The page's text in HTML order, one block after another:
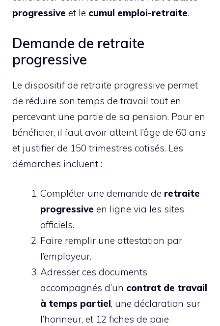
progressive et le cumul emploi-retraite.
Demande de retraite
progressive
Le dispositif de retraite progressive permet
de réduire son temps de travail tout en
percevant une partie de sa pension. Pour en
bénéficier, il faut avoir atteint l’âge de 60 ans
et justifier de 150 trimestres cotisés. Les
démarches incluent :
Compléter une demande de retraite
progressive en ligne via les sites
officiels.
Faire remplir une attestation par
l’employeur.
Adresser ces documents
accompagnés d’un contrat de travail
à temps partiel, une déclaration sur
l’honneur, et 12 fiches de paie